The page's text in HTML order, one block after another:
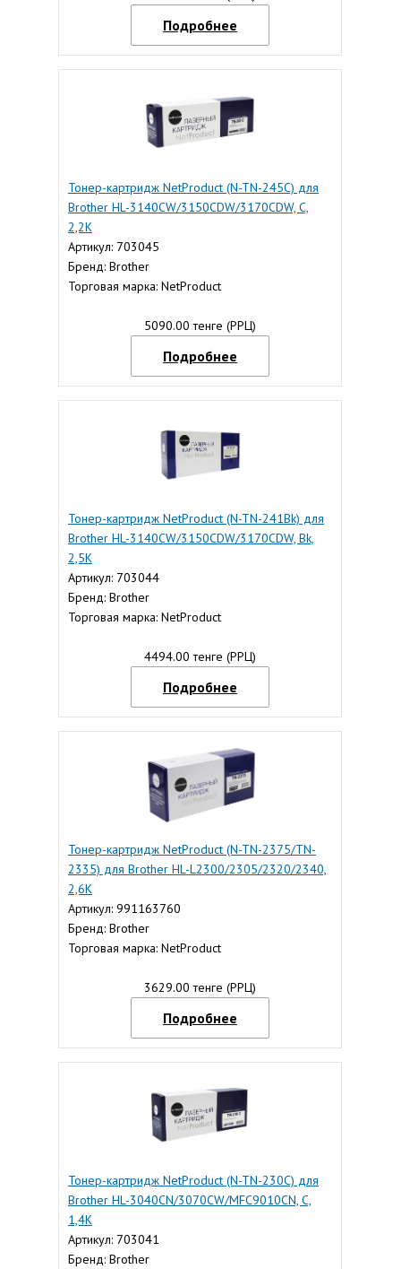
Подробнее
Тонер-картридж NetProduct (N-TN-245C) для
Brother HL-3140CW/3150CDW/3170CDW, C,
2,2K
Артикул: 703045
Бренд: Brother
Торговая марка: NetProduct
5090.00 тенге (РРЦ)
Подробнее
Тонер-картридж NetProduct (N-TN-241Bk) для
Brother HL-3140CW/3150CDW/3170CDW, Bk,
2,5K
Артикул: 703044
Бренд: Brother
Торговая марка: NetProduct
4494.00 тенге (РРЦ)
Подробнее
Тонер-картридж NetProduct (N-TN-2375/TN-
2335) для Brother HL-L2300/2305/2320/2340,
2,6K
Артикул: 991163760
Бренд: Brother
Торговая марка: NetProduct
3629.00 тенге (РРЦ)
Подробнее
Тонер-картридж NetProduct (N-TN-230C) для
Brother HL-3040CN/3070CW/MFC9010CN, C,
1,4K
Артикул: 703041
Бренд: Brother